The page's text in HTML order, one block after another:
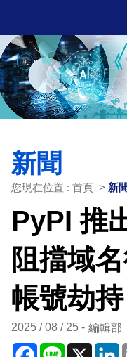
新聞
您現在位置 : 首頁 > 新
PyPI 推
阻擋域
帳號劫持
2025 / 08 / 25 編輯部
Facebook
Line X